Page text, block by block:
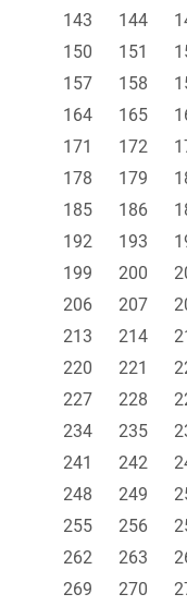
143
144
150
151
157
158
164
165
171
172
178
179
185
186
192
193
199
200
206
207
213
214
220
221
227
228
234
235
241
242
248
249
255
256
262
263
269
270